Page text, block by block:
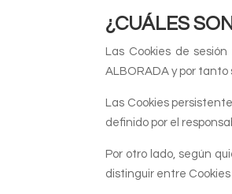
¿CUÁLES
Las Cookies de
ALBORADA y por
Las Cookies
definido por el
Por otro lado, según
distinguir entre